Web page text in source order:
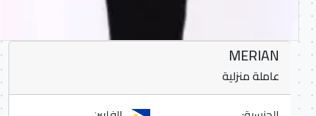
MERIAN
عاملة منزلية